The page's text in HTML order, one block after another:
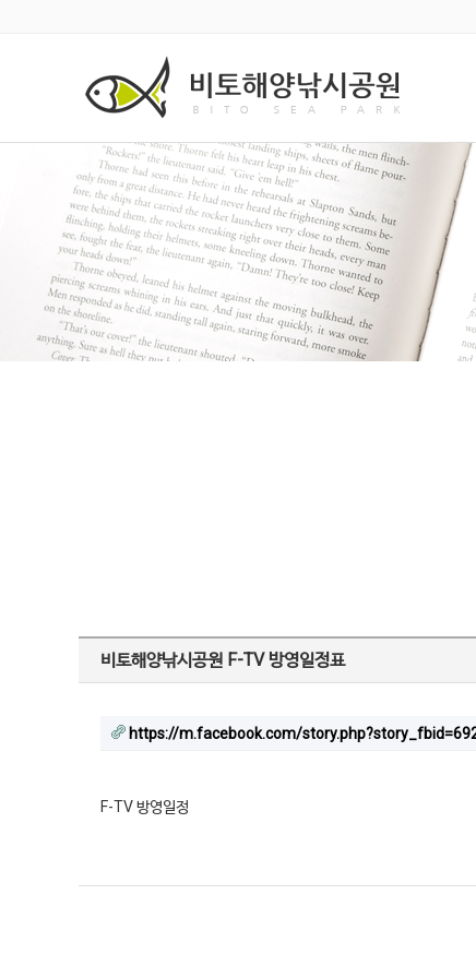
비토해양낚시공원 F-TV 방영일정표
https://m.facebook.com/
F-TV 방영일정